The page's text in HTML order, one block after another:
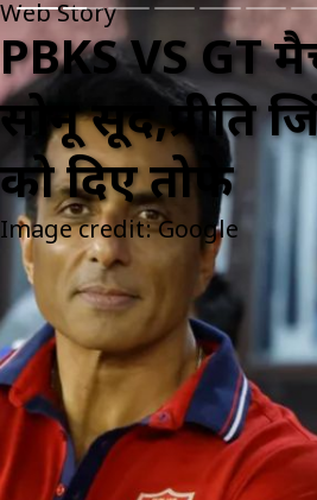
Web Story
PBKS VS GT
सोनू सूद,प्रीति
को दिए तोफे
Image credit: Google